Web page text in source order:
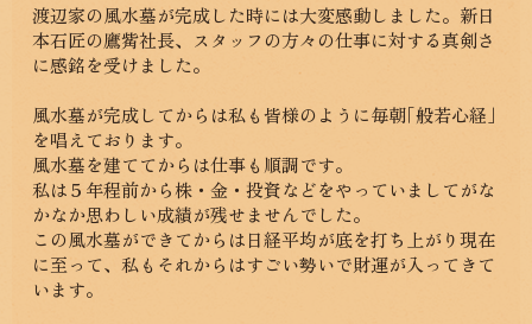
渡辺家の風水墓が完成した時には大変感動しました。新日
本石匠の鷹觜社長、スタッフの方々の仕事に対する真剣さ
に感銘を受けました。
風水墓が完成してからは私も皆様のように毎朝｢般若心経｣
を唱えております。
風水墓を建ててからは仕事も順調です。
私は５年程前から株・金・投資などをやっていましてがな
かなか思わしい成績が残せませんでした。
この風水墓ができてからは日経平均が底を打ち上がり現在
に至って、私もそれからはすごい勢いで財運が入ってきて
います。